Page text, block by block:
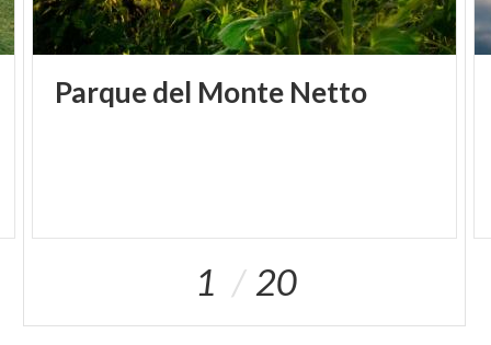
Cavallasca y la Croce di S. Eutichio.
Parquedel Monte Netto
1 20